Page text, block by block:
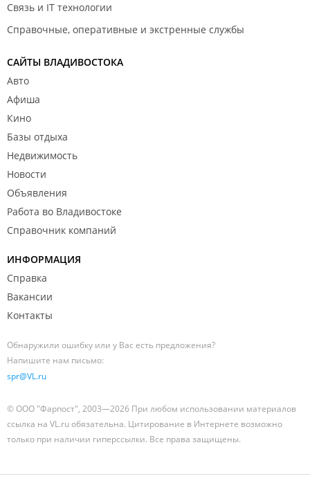
Связь и IT технологии
Справочные, оперативные и экстренные службы
САЙТЫ ВЛАДИВОСТОКА
Авто
Афиша
Кино
Базы отдыха
Недвижимость
Новости
Объявления
Работа во Владивостоке
Справочник компаний
ИНФОРМАЦИЯ
Справка
Вакансии
Контакты
Обнаружили ошибку или у Вас есть предложения?
Напишите нам письмо:
spr@VL.ru
© ООО "Фарпост", 2003—2026 При любом использовании материалов
ссылка на VL.ru обязательна. Цитирование в Интернете возможно
только при наличии гиперссылки. Все права защищены.